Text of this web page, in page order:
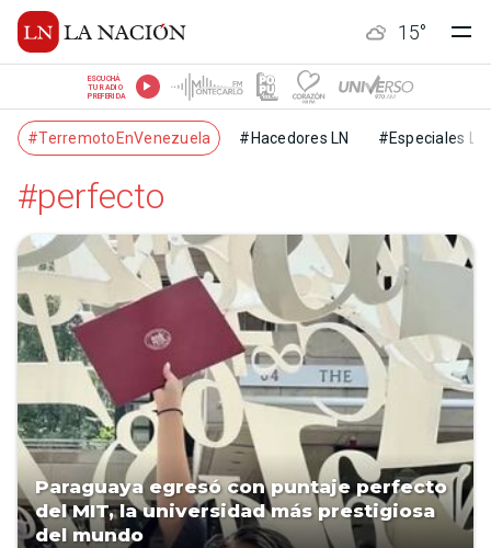
15°
ESCUCHÁ
TU RADIO
PREFERIDA
#TerremotoEnVenezuela #Hacedores LN #Especiales LN
#perfecto
Paraguaya egresó con puntaje perfecto
del MIT, la universidad más prestigiosa
del mundo